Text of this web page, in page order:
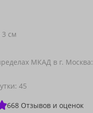
3 см
МКАД в г. Москва:
45
668 Отзывов и оценок